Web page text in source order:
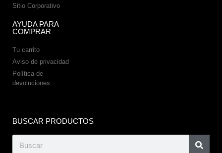
Sitio Corporativo
AYUDA PARA
COMPRAR
Tu carrito
Aviso de privacidad
Política de
devoluciones
BUSCAR PRODUCTOS